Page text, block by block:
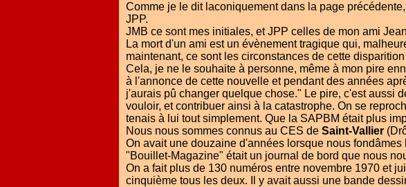
Comme je le dit laconiquement dans la page
JPP.
JMB ce sont mes initiales, et JPP celles de mon ami
La mort d'un ami est un évènement tragique qui,
maintenant, ce sont les circonstances de cette
Cela, je ne le souhaite à personne, même à mon pire
à l'annonce de cette nouvelle et pendant des années
j'aurais pû changer quelque chose." Le pire, c'est aussi
vouloir, et contribuer ainsi à la catastrophe. On se
tenais à lui tout simplement. Que la SAPBM était plus
Nous nous sommes connus au CES de Saint-Vallier
On avait une douzaine d'années lorsque nous fondâmes
"Bouillet-Magazine" était un journal de bord que nous
On a fait plus de 130 numéros entre novembre 1970 et
cinquième tous les deux. Il y avait aussi une bande